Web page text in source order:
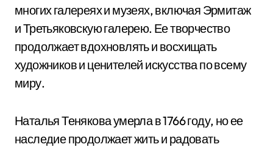
многих галереях и музеях, включая Эрмитаж
и Третьяковскую галерею. Ее творчество
продолжает вдохновлять и восхищать
художников и ценителей искусства по всему
миру.
Наталья Тенякова умерла в 1766 году, но ее
наследие продолжает жить и радовать